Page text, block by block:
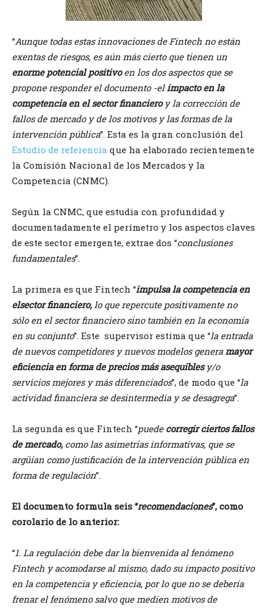
“Aunque todas estas innovaciones de Fintech no están
exentas de riesgos, es aún más cierto que tienen un
enorme potencial positivoen los dos aspectos que se
propone responder el documento -elimpacto en la
competencia en el sector financieroy la corrección de
fallos de mercado y de los motivos y las formas de la
intervención pública”. Esta es la gran conclusión del
Estudio de referencia que ha elaborado recientemente
la Comisión Nacional de los Mercados y la
Competencia (CNMC).
Según la CNMC, que estudia con profundidad y
documentadamente el perímetro y los aspectos claves
de este sector emergente, extrae dos “conclusiones
fundamentales”.
La primera es que Fintech “impulsa la competencia en
elsector financiero,lo que repercute positivamente no
sólo en el sector financiero sino también en la economía
en su conjunto”. Este supervisor estima que “la entrada
de nuevos competidores y nuevos modelos generamayor
eficiencia en forma de precios más asequiblesy/o
servicios mejores y más diferenciados”, de modo que “la
actividad financiera se desintermedia y se desagrega”.
La segunda es que Fintech “puede corregir ciertos fallos
de mercado,como las asimetrías informativas, que se
argüían como justificación de la intervención pública en
forma de regulación”.
El documento formula seis “recomendaciones”, como
corolario de lo anterior:
“1. La regulación debe dar la bienvenida al fenómeno
Fintech y acomodarse al mismo, dado su impacto positivo
en la competencia y eficiencia, por lo que no se debería
frenar el fenómeno salvo que medien motivos de